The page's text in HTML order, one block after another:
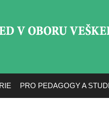
PRO PEDAGOGY A